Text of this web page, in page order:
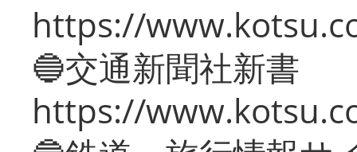
https://
🔵交通新聞社新書
https://